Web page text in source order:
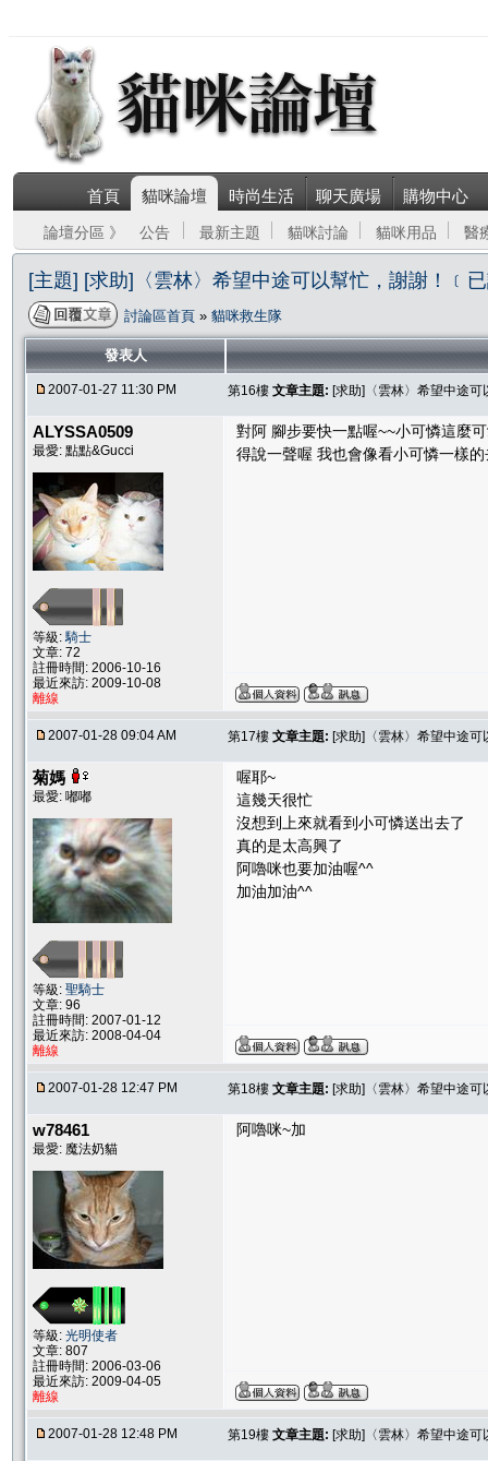
首頁 貓咪論壇 時尚生活 聊天廣場 購物中心
論壇分區 》 公告 最新主題 貓咪討論 貓咪用品 醫
[主題] [求助]〈雲林〉希望中途可以幫忙，謝謝！﹝
討論區首頁 » 貓咪救生隊
發表人
2007-01-27 11:30 PM 第16樓 文章主題: [求助]〈雲林〉希望中途
ALYSSA0509
最愛: 點點&Gucci
等級:騎士
文章: 72
註冊時間: 2006-10-16
最近來訪: 2009-10-08
離線
對阿 腳步要快一點喔~~小可憐這麼
得說一聲喔 我也會像看小可憐一樣
2007-01-28 09:04 AM 第17樓 文章主題: [求助]〈雲林〉希望中途
菊媽
最愛: 嘟嘟
等級: 聖騎士
文章: 96
註冊時間: 2007-01-12
最近來訪: 2008-04-04
離線
喔耶~
這幾天很忙
沒想到上來就看到小可憐送出去了
真的是太高興了
阿嚕咪也要加油喔^^
加油加油^^
2007-01-28 12:47 PM 第18樓 文章主題: [求助]〈雲林〉希望中途
w78461
最愛: 魔法奶貓
等級: 光明使者
文章: 807
註冊時間: 2006-03-06
最近來訪: 2009-04-05
離線
阿嚕咪~加
2007-01-28 12:48 PM 第19樓 文章主題: [求助]〈雲林〉希望中途